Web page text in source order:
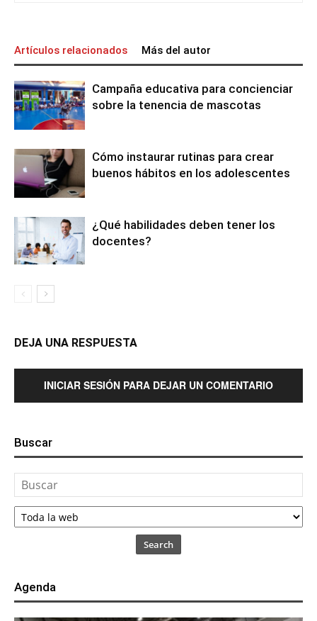
Artículos relacionados Más del autor
Campaña educativa para concienciar
sobre la tenencia de mascotas
Cómo instaurar rutinas para crear
buenos hábitos en los adolescentes
¿Qué habilidades deben tener los
docentes?
DEJA UNA RESPUESTA
INICIAR SESIÓN PARA DEJAR UN COMENTARIO
Buscar
Search
Agenda